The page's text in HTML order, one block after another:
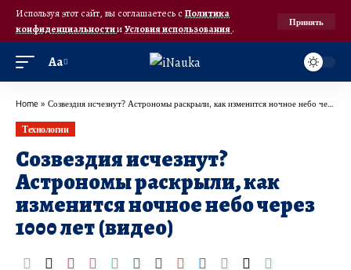
Используя этот сайт, вы соглашаетесь с Политика
конфиденциальностииУсловия использования.
Принять
Аа
Home » Созвездия исчезнут? Астрономы раскрыли, как изменится ночное небо через 1000 лет (видео)
Технологии
Созвездия исчезнут?
Астрономы раскрыли, как
изменится ночное небо через
1000 лет (видео)